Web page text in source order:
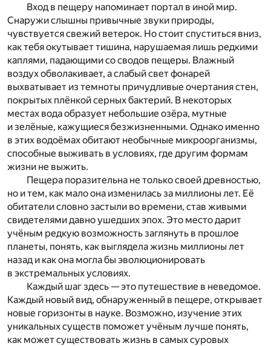
Вход в пещеру напоминает портал в иной мир.
Снаружи слышны привычные звуки природы,
чувствуется свежий ветерок. Но стоит спуститься вниз,
как тебя окутывает тишина, нарушаемая лишь редкими
каплями, падающими со сводов пещеры. Влажный
воздух обволакивает, а слабый свет фонарей
выхватывает из темноты причудливые очертания стен,
покрытых плёнкой серных бактерий. В некоторых
местах вода образует небольшие озёра, мутные
и зелёные, кажущиеся безжизненными. Однако именно
в этих водоёмах обитают необычные микроорганизмы,
способные выживать в условиях, где другим формам
жизни не выжить.
Пещера поразительна не только своей древностью,
но и тем, как мало она изменилась за миллионы лет. Её
обитатели словно застыли во времени, став живыми
свидетелями давно ушедших эпох. Это место дарит
учёным редкую возможность заглянуть в прошлое
планеты, понять, как выглядела жизнь миллионы лет
назад и как она могла бы эволюционировать
в экстремальных условиях.
Каждый шаг здесь — это путешествие в неведомое.
Каждый новый вид, обнаруженный в пещере, открывает
новые горизонты в науке. Возможно, изучение этих
уникальных существ поможет учёным лучше понять,
как может существовать жизнь в самых суровых